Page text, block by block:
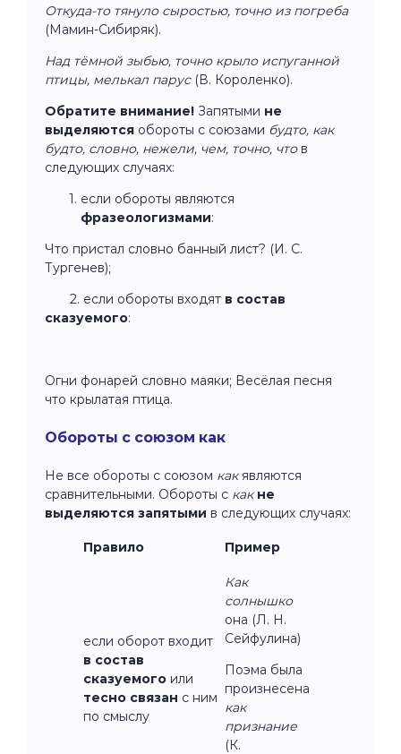
Откуда-то тянуло сыростью, точно из погреба
(Мамин-Сибиряк).
Над тёмной зыбью, точно крыло испуганной
птицы, мелькал парус(В. Короленко).
Обратите внимание! Запятыми не
выделяются обороты с союзами будто, как
будто, словно, нежели, чем, точно, чтов
следующих случаях:
если обороты являются
фразеологизмами:
Что пристал словно банный лист? (И. С.
Тургенев);
2. если обороты входят в состав
сказуемого:
Огни фонарей словно маяки; Весёлая песня
что крылатая птица.
Обороты с союзом как
Не все обороты с союзом какявляются
сравнительными. Обороты с как не
выделяются запятыми в следующих случаях:
Правило Пример
если оборот входит
в состав
сказуемого или
тесно связан с ним
по смыслу
Как
солнышко
она (Л. Н.
Сейфулина)
Поэма была
произнесена
как
признание
(К.